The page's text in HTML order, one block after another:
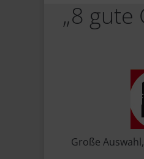
„8 gute
Große